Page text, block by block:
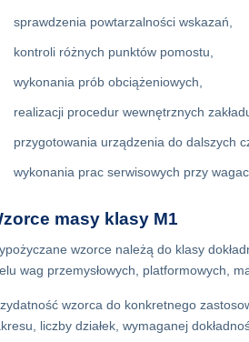
sprawdzenia powtarzalności wskazań,
kontroli różnych punktów pomostu,
wykonania prób obciążeniowych,
realizacji procedur wewnętrznych
przygotowania urządzenia do dalszych
wykonania prac serwisowych przy
masy klasy M1
wzorce należą do klasy
wag przemysłowych, platformowych,
wzorca do konkretnego
liczby działek, wymaganej